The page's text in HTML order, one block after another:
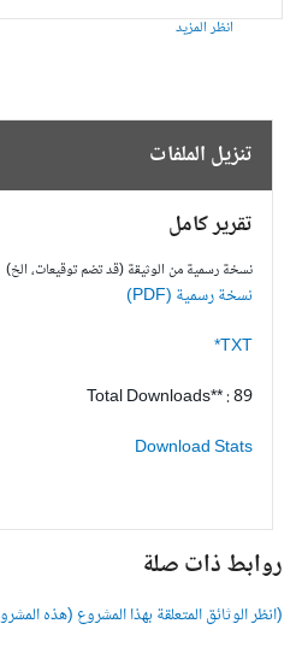
انظر المزيد
تنزيل الملفات
تقرير كامل
نسخة رسمية من الوثيقة (قد تضم توقيعات، الخ)
نسخة رسمية (PDF)
TXT*
Total Downloads** : 89
Download Stats
روابط ذات صلة
(انظر الوثائق المتعلقة بهذا المشروع (هذه